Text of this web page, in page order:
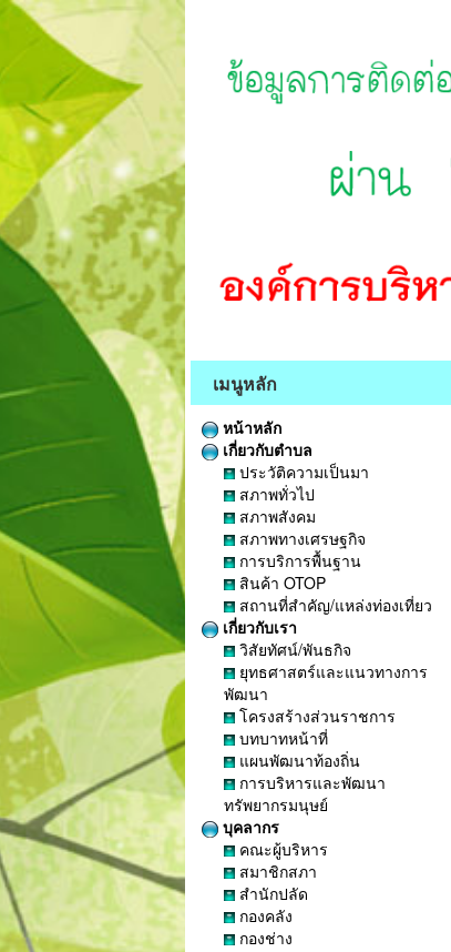
เมนูหลัก
หน้าหลัก
เกี่ยวกับตำบล
ประวัติความเป็นมา
สภาพทั่วไป
สภาพสังคม
สภาพทางเศรษฐกิจ
การบริการพื้นฐาน
สินค้า OTOP
สถานที่สำคัญ/แหล่งท่องเที่ยว
เกี่ยวกับเรา
วิสัยทัศน์/พันธกิจ
ยุทธศาสตร์และแนวทางการ
พัฒนา
โครงสร้างส่วนราชการ
บทบาทหน้าที่
แผนพัฒนาท้องถิ่น
การบริหารและพัฒนา
ทรัพยากรมนุษย์
บุคลากร
คณะผู้บริหาร
สมาชิกสภา
สำนักปลัด
กองคลัง
กองช่าง